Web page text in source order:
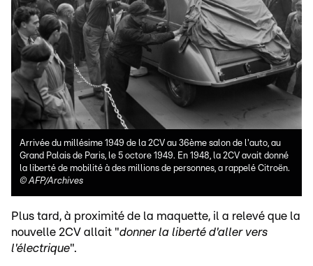
Arrivée du millésime 1949 de la 2CV au 36ème salon de l'auto, au
Grand Palais de Paris, le 5 octore 1949. En 1948, la 2CV avait donné
la liberté de mobilité à des millions de personnes, a rappelé Citroën.
© AFP/Archives
Plus tard, à proximité de la maquette, il a relevé que la
nouvelle 2CV allait "donner la liberté d'aller vers
l'électrique".